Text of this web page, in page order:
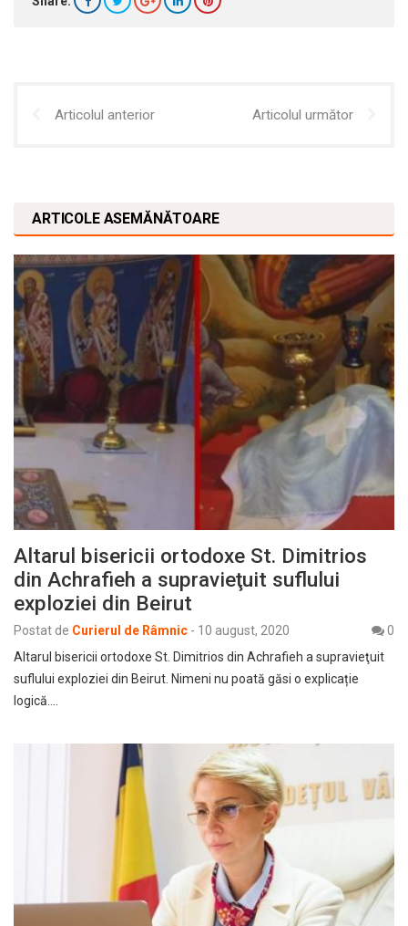
Articolul anterior Articolul următor
ARTICOLE ASEMĂNĂTOARE
Altarul bisericii ortodoxe St. Dimitrios
din Achrafieh a supravieţuit suflului
exploziei din Beirut
Postat de Curierul de Râmnic - 10 august, 2020
0
Altarul bisericii ortodoxe St. Dimitrios din Achrafieh a supravieţuit
suflului exploziei din Beirut. Nimeni nu poată găsi o explicație
logică.…